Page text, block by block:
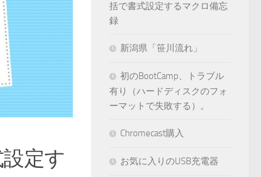
定す
括で書式設定するマクロ備忘
録
新潟県「笹川流れ」
初のBootCamp、トラブル
有り（ハードディスクのフォ
ーマットで失敗する）。
Chromecast購入
お気に入りのUSB充電器